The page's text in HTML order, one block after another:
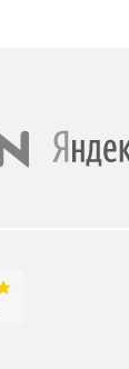
способов